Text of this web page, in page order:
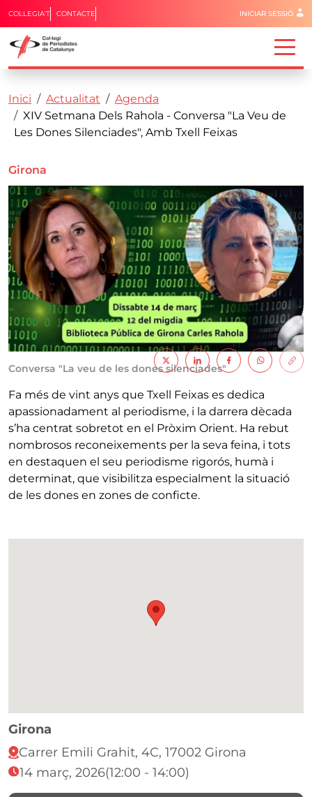
Vés al contingut
Capçalera
COL·LEGIA'T CONTACTE Menú del
INICIAR SESSIÓ
Fil d'ariadna
Inici Actualitat
Agenda
XIV Setmana Dels Rahola - Conversa "La Veu de
Les Dones Silenciades", Amb Txell Feixas
Girona
Conversa "La veu de les dones silenciades"
Fa més de vint anys que Txell Feixas es dedica
apassionadament al periodisme, i la darrera dècada
s’ha centrat sobretot en el Pròxim Orient. Ha rebut
nombrosos reconeixements per la seva feina, i tots
en destaquen el seu periodisme rigorós, humà i
determinat, que visibilitza especialment la situació
de les dones en zones de conficte.
Girona
Carrer Emili Grahit, 4C, 17002 Girona
14 març, 2026(12:00 - 14:00)